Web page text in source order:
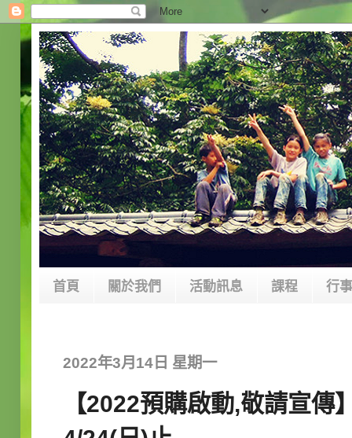
首頁 關於我們 活動訊息 課程 行
2022年3月14日 星期一
【2022預購啟動,敬請宣